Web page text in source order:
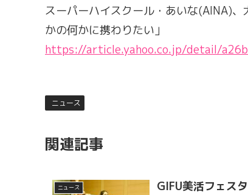
スーパーハイスクール・あいな(AINA)
かの何かに携わりたい」
https://article.yahoo.co.jp/detail/
ニュース
関連記事
ニュース GIFU美活フェスタ